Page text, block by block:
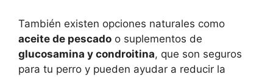
También existen opciones naturales como
aceite de pescado o suplementos de
glucosamina y condroitina, que son seguros
para tu perro y pueden ayudar a reducir la